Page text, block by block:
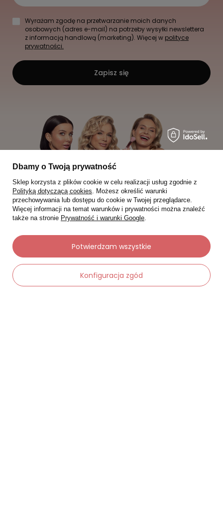
Wyrażam zgodę na przetwarzanie moich danych
osobowych (adres e-mail) na potrzeby wysyłki newslettera
z informacją handlową (marketing). Więcej w polityce
prywatności.
Zapisz się
Moje zamówienia
Status zamówienia
Dbamy o Twoją prywatność
Sklep korzysta z plików cookie w celu realizacji usług zgodnie z
Polityką dotyczącą cookies. Możesz określić warunki
przechowywania lub dostępu do cookie w Twojej przeglądarce.
Więcej informacji na temat warunków i prywatności można znaleźć
także na stronie Prywatność i warunki Google.
Konfiguracja zgód
Potwierdzam wszystkie